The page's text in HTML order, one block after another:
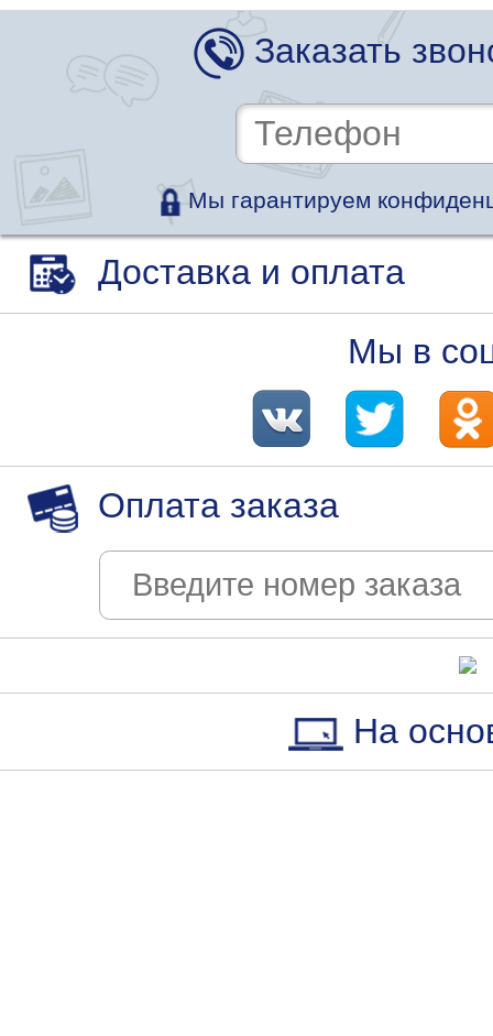
Заказать
Мы гарантируем
Доставка и оплата
Мы в
Оплата заказа
На